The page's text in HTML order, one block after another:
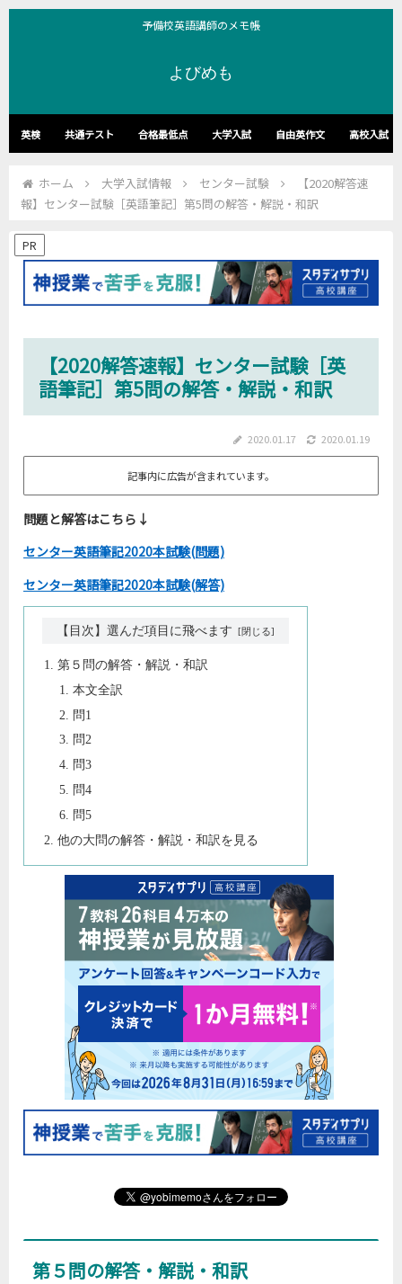
予備校英語講師のメモ帳
よびめも
英検 共通テスト 合格最低点 大学入試 自由英作文 高校入試
ホーム 大学入試情報 センター試験
【2020解答速
報】センター試験［英語筆記］第5問の解答・解説・和訳
PR
【2020解答速報】センター試験［英
語筆記］第5問の解答・解説・和訳
2020.01.17 2020.01.19
記事内に広告が含まれています。
問題と解答はこちら↓
センター英語筆記2020本試験(問題)
センター英語筆記2020本試験(解答)
【目次】選んだ項目に飛べます
第５問の解答・解説・和訳
本文全訳
問1
問2
問3
問4
問5
他の大問の解答・解説・和訳を見る
第５問の解答・解説・和訳